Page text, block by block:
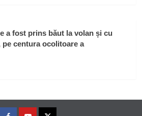
a fost prins băut la volan și cu
centura ocolitoare a